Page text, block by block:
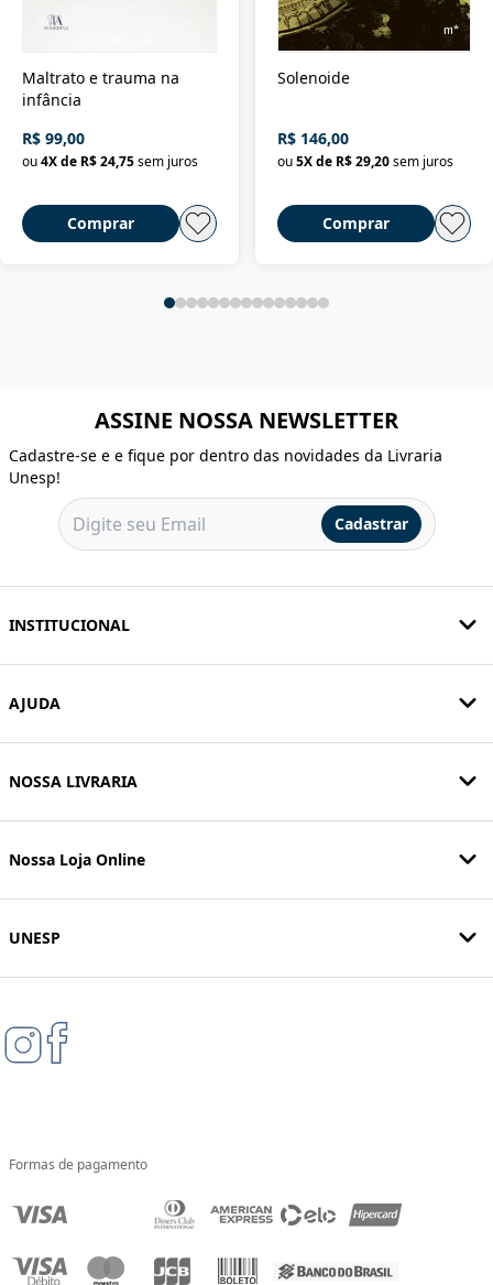
Maltrato e trauma na
infância
R$ 99,00
ou4X de R$ 24,75sem juros
Comprar
Solenoide
R$ 146,00
ou 5X de R$ 29,20 sem juros
Comprar
ASSINE NOSSA NEWSLETTER
Cadastre-se e e fique por dentro das novidades da Livraria
Unesp!
Cadastrar
INSTITUCIONAL
AJUDA
NOSSA LIVRARIA
Nossa Loja Online
UNESP
Formas de pagamento